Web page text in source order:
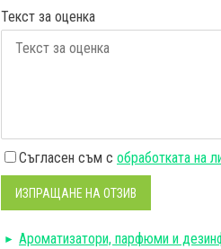
Текст за оценка
Съгласен съм с обработката на
ИЗПРАЩАНЕ НА ОТЗИВ
Ароматизатори, парфюми и